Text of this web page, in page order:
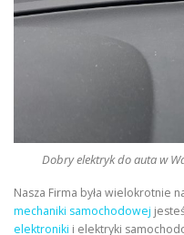
Dobry elektryk do auta w
Nasza Firma była wielokrotnie
mechaniki samochodowej
elektroniki i elektryki